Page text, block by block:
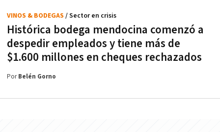
Histórica bodega mendocina comenzó a
despedir empleados y tiene más de
$1.600 millones en cheques rechazados
VINOS & BODEGAS / Sector en crisis
PorBelén Gorno